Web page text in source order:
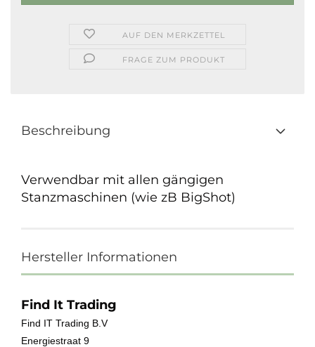
AUF DEN MERKZETTEL
FRAGE ZUM PRODUKT
Beschreibung
Verwendbar mit allen gängigen
Stanzmaschinen (wie zB BigShot)
Hersteller Informationen
Find It Trading
Find IT Trading B.V
Energiestraat 9